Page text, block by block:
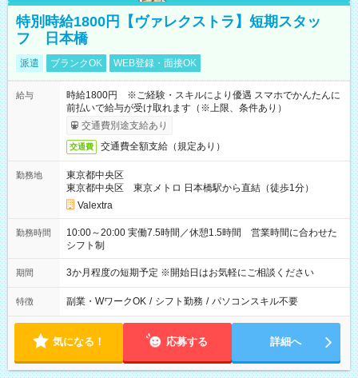
特別時給1800円【ヴァレクストラ】短期スタッ
フ 日本橋
派遣 ブランクOK WEB登録・面接OK
給与
時給1800円 ※ご経験・スキルにより優遇 スマホでかんたんに
前払いで給与が受け取れます（※上限、条件あり）
交通費別途支給あり
交通費 交通費全額支給（規定あり）
勤務地
東京都中央区
東京都中央区 東京メトロ 日本橋駅から直結（徒歩1分）
Valextra
勤務時間
10:00～20:00 実働7.5時間／休憩1.5時間 営業時間に合わせた
シフト制
期間 3か月程度の短期予定 ※開始日はお気軽にご相談ください
特徴 副業・WワークOK / シフト勤務 / パソコンスキル不要
気になる！ 応募する 詳細へ